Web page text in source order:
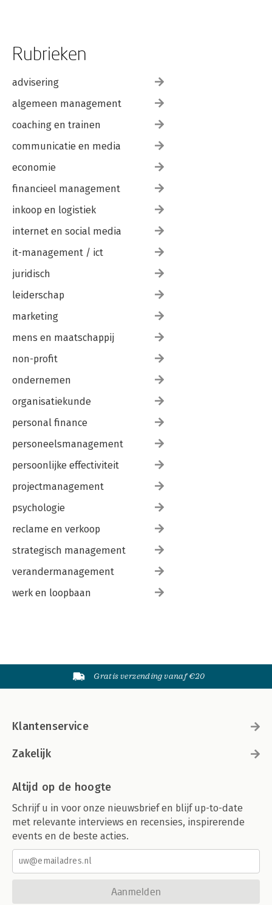
Rubrieken
advisering
algemeen management
coaching en trainen
communicatie en media
economie
financieel management
inkoop en logistiek
internet en social media
it-management / ict
juridisch
leiderschap
marketing
mens en maatschappij
non-profit
ondernemen
organisatiekunde
personal finance
personeelsmanagement
persoonlijke effectiviteit
projectmanagement
psychologie
reclame en verkoop
strategisch management
verandermanagement
werk en loopbaan
Gratis verzending vanaf €20
Klantenservice
Zakelijk
Altijd op de hoogte
Schrijf u in voor onze nieuwsbrief en blijf up-to-date
met relevante interviews en recensies, inspirerende
events en de beste acties.
Aanmelden